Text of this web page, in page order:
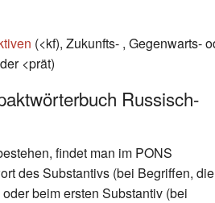
(<kf), Zukunfts- , Gegenwarts-
<prät)
Russisch-
findet man im PONS
des Substantivs (bei Begriffen,
beim ersten Substantiv (bei